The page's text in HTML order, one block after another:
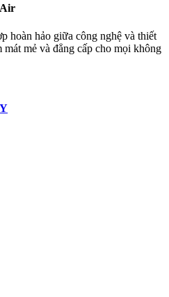
hoàn hảo giữa công nghệ và thiết
mát mẻ và đẳng cấp cho mọi không